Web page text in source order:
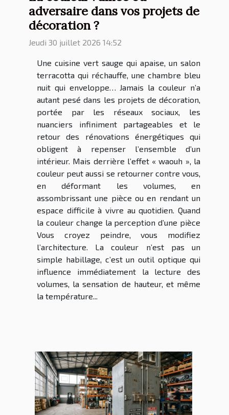
adversaire dans vos projets de
décoration ?
Jeudi 30 juillet 2026 14:52
Une cuisine vert sauge qui apaise, un salon
terracotta qui réchauffe, une chambre bleu
nuit qui enveloppe… Jamais la couleur n’a
autant pesé dans les projets de décoration,
portée par les réseaux sociaux, les
nuanciers infiniment partageables et le
retour des rénovations énergétiques qui
obligent à repenser l’ensemble d’un
intérieur. Mais derrière l’effet « waouh », la
couleur peut aussi se retourner contre vous,
en déformant les volumes, en
assombrissant une pièce ou en rendant un
espace difficile à vivre au quotidien. Quand
la couleur change la perception d’une pièce
Vous croyez peindre, vous modifiez
l’architecture. La couleur n’est pas un
simple habillage, c’est un outil optique qui
influence immédiatement la lecture des
volumes, la sensation de hauteur, et même
la température...